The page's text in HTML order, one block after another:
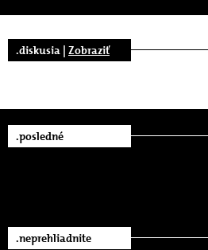
.diskusia | Zobraziť
.posledné
.neprehliadnite